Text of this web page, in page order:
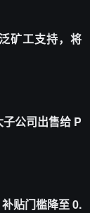
矿工支持，将
公司出售给 P
贴门槛降至 0.